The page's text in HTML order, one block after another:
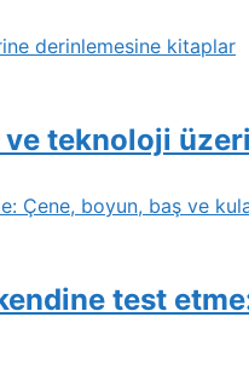
derinlemesine kitaplar
ve teknoloji
boyun, baş ve
test